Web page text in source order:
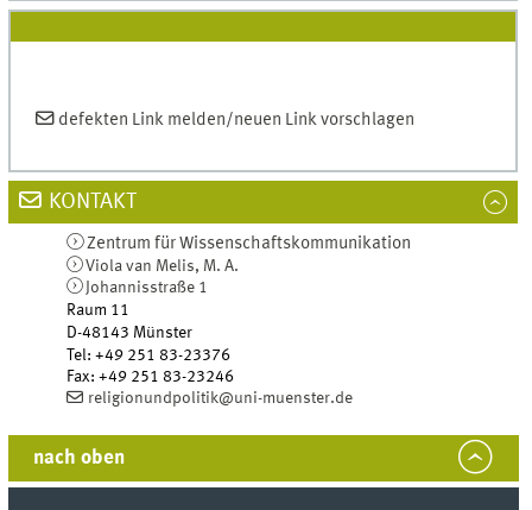
defekten Link melden/neuen Linkvorschlagen
KONTAKT
Zentrum für Wissenschafts­kommunikation
Viola van Melis, M. A.
Johannisstraße 1
Raum 11
D-48143 Münster
Tel:+49 251 83-23376
Fax:+49 251 83-23246
religionundpolitik@uni-muenster.de
nach oben